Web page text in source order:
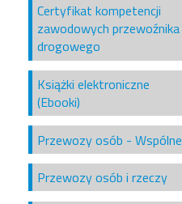
Certyfikat kompetencji
zawodowych przewoźnika
drogowego
Książki elektroniczne
(Ebooki)
Przewozy osób - Wspólne
Przewozy osób i rzeczy